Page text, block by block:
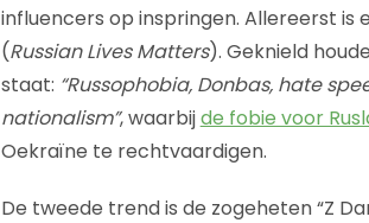
influencers op inspringen. Allereerst is
(Russian Lives Matters). Geknield
staat: “Russophobia, Donbas, hate
nationalism”, waarbijde fobie voor
Oekraïne te rechtvaardigen.
De tweede trend is de zogeheten “Z